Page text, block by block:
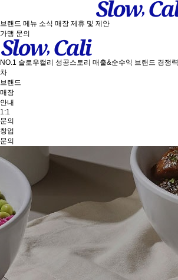
브랜드 메뉴 소식 매장 제휴 및 제안
가맹 문의
NO.1 슬로우캘리 성공스토리 매출&순수익 브랜드 경쟁력
차
브랜드
매장
안내
1:1
문의
창업
문의